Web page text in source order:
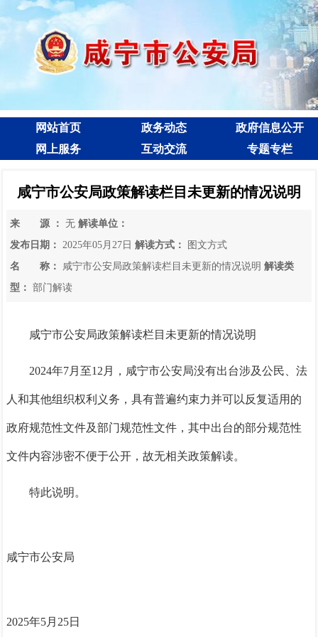
网站首页 政务动态
政府信息公开
网上服务
互动交流 专题专栏
咸宁市公安局政策解读栏目未更新的情况说明
来 源 ： 无 解读单位：
发布日期：
2025年05月27日 解读方式：
图文方式
名 称：
咸宁市公安局政策解读栏目未更新的情况说明 解读类
型：
部门解读
咸宁市公安局政策解读栏目未更新的情况说明
2024年7月至12月，咸宁市公安局没有出台涉及公民、法
人和其他组织权利义务，具有普遍约束力并可以反复适用的
政府规范性文件及部门规范性文件，其中出台的部分规范性
文件内容涉密不便于公开，故无相关政策解读。
特此说明。
咸宁市公安局
2025年5月25日